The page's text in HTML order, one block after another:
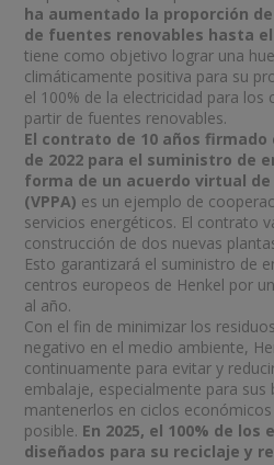
ha aumentado la proporción
de fuentes renovables hasta el
tiene como objetivo lograr una
climáticamente positiva para su
el 100% de la electricidad para los
partir de fuentes renovables.
El contrato de 10 años firmado
de 2022 para el suministro de
forma de un acuerdo virtual
(VPPA) es un ejemplo de
servicios energéticos. El contrato
construcción de dos nuevas
Esto garantizará el suministro de
centros europeos de Henkel por
al año.
Con el fin de minimizar los
negativo en el medio ambiente,
continuamente para evitar y
embalaje, especialmente para sus
mantenerlos en ciclos
posible. En 2025, el 100% de los
diseñados para su reciclaje y